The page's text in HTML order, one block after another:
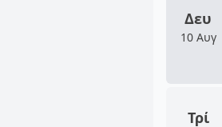
Δευ
10 Αυγ
Τρί